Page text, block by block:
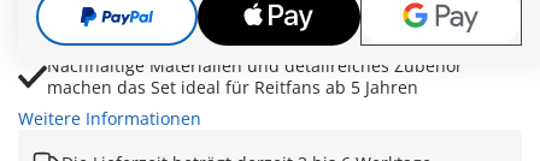
Sattel, Zügel und Apfel als Belohnung ergänzen den
authentischen Reitspielspaß
Nachhaltige Materialien und detailreiches Zubehör
machen das Set ideal für Reitfans ab 5 Jahren
Weitere Informationen